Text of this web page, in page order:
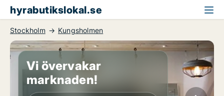
hyrabutikslokal.se
Stockholm Kungsholmen
Vi övervakar
marknaden!